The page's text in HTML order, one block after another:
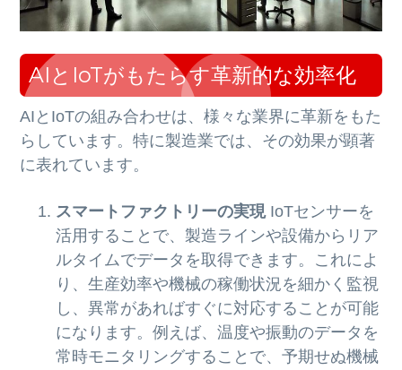
AIとIoTがもたらす革新的な効率化
AIとIoTの組み合わせは、様々な業界に革新をもた
らしています。特に製造業では、その効果が顕著
に表れています。
スマートファクトリーの実現IoTセンサーを
活用することで、製造ラインや設備からリア
ルタイムでデータを取得できます。これによ
り、生産効率や機械の稼働状況を細かく監視
し、異常があればすぐに対応することが可能
になります。例えば、温度や振動のデータを
常時モニタリングすることで、予期せぬ機械